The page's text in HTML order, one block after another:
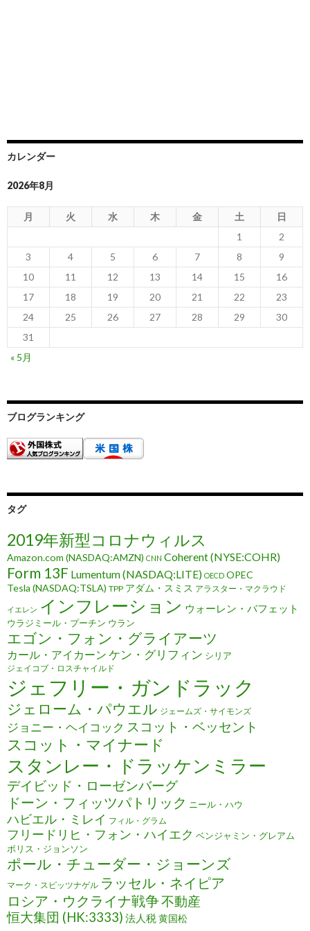
カレンダー
2026年8月
月 火 水 木 金 土
日
1
2
3
4 5 6 7 8
9
10
11 12 13 14 15
16
17
18 19 20 21 22
23
24
25 26 27 28 29
30
31
« 5月
ブログランキング
タグ
2019年新型コロナウィルス
Amazon.com (NASDAQ:AMZN) CNN Coherent (NYSE:COHR)
Form 13F Lumentum (NASDAQ:LITE) OECD OPEC
Tesla (NASDAQ:TSLA) TPP アダム・スミス アラスター・マクラウド
イエレン インフレーション ウォーレン・バフェット
ウラジミール・プーチン ウラン
エゴン・フォン・グライアーツ
カール・アイカーン ケン・グリフィン シリア
ジェイコブ・ロスチャイルド
ジェフリー・ガンドラック
ジェローム・パウエル ジェームズ・サイモンズ
ジョニー・ヘイコック スコット・ベッセント
スコット・マイナード
スタンレー・ドラッケンミラー
デイビッド・ローゼンバーグ
ドーン・フィッツパトリック ニール・ハウ
ハビエル・ミレイ フィル・グラム
フリードリヒ・フォン・ハイエク ベンジャミン・グレアム
ボリス・ジョンソン
ポール・チューダー・ジョーンズ
マーク・スピッツナゲル ラッセル・ネイピア
ロシア・ウクライナ戦争不動産
恒大集団 (HK:3333) 法人税黄国松